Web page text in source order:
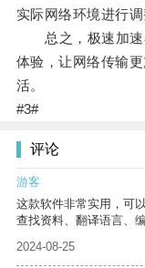
实际网络环境进行
总之，极速加速
体验，让网络传输
活。
#3#
评论
游客
这款软件非常实用，可
查找资料、翻译语言、
2024-08-25